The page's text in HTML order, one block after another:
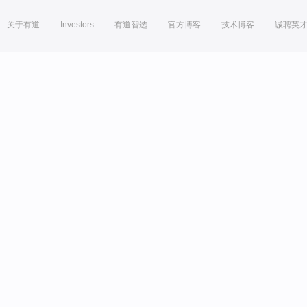
关于有道 Investors 有道智选 官方博客 技术博客 诚聘英才